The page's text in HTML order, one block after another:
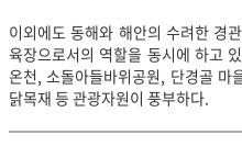
이외에도 동해와 해안의 수려한 경
육장으로서의 역할을 동시에 하고
온천, 소돌아들바위공원, 단경골 마
닭목재 등 관광자원이 풍부하다.